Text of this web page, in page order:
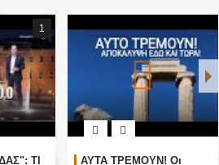
1
Τα είπε όλα με μιας !